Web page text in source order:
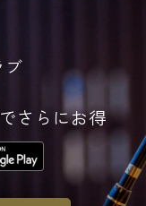
ブ
さらにお得